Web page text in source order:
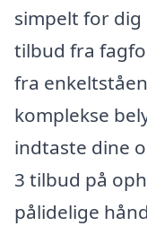
simpelt for
tilbud fra
fra
komplekse
indtaste dine
3 tilbud på
pålidelige